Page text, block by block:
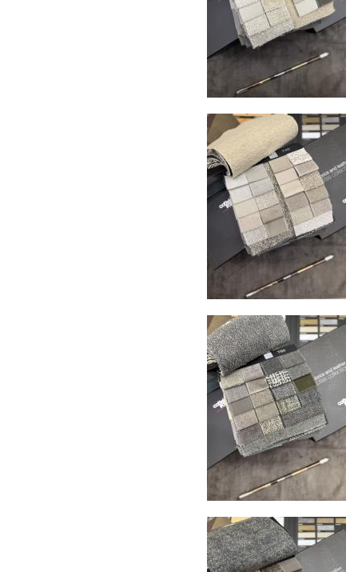
механических повреждений на всех этапах
Все международные
поставки застрахованы в соответствии с
международными стандартами. Клиенты могут
выбрать дополнительное страхование для